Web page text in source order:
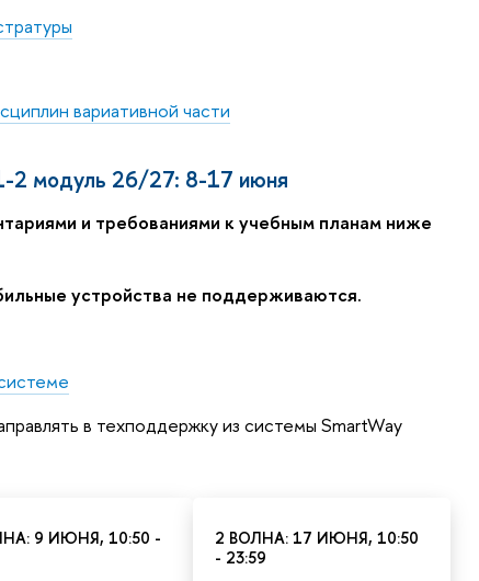
вариативной части
2 модуль 26/27: 8-17 июня
и требованиями к учебным планам ниже
устройства не поддерживаются.
в техподдержку из системы SmartWay
9 ИЮНЯ, 10:50 -
2 ВОЛНА: 17 ИЮНЯ, 10:50
- 23:59